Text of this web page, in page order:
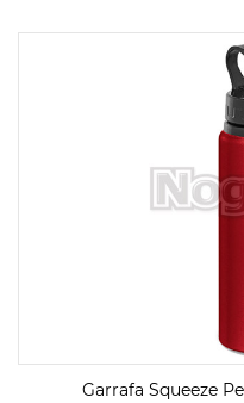
Garrafa Squeeze